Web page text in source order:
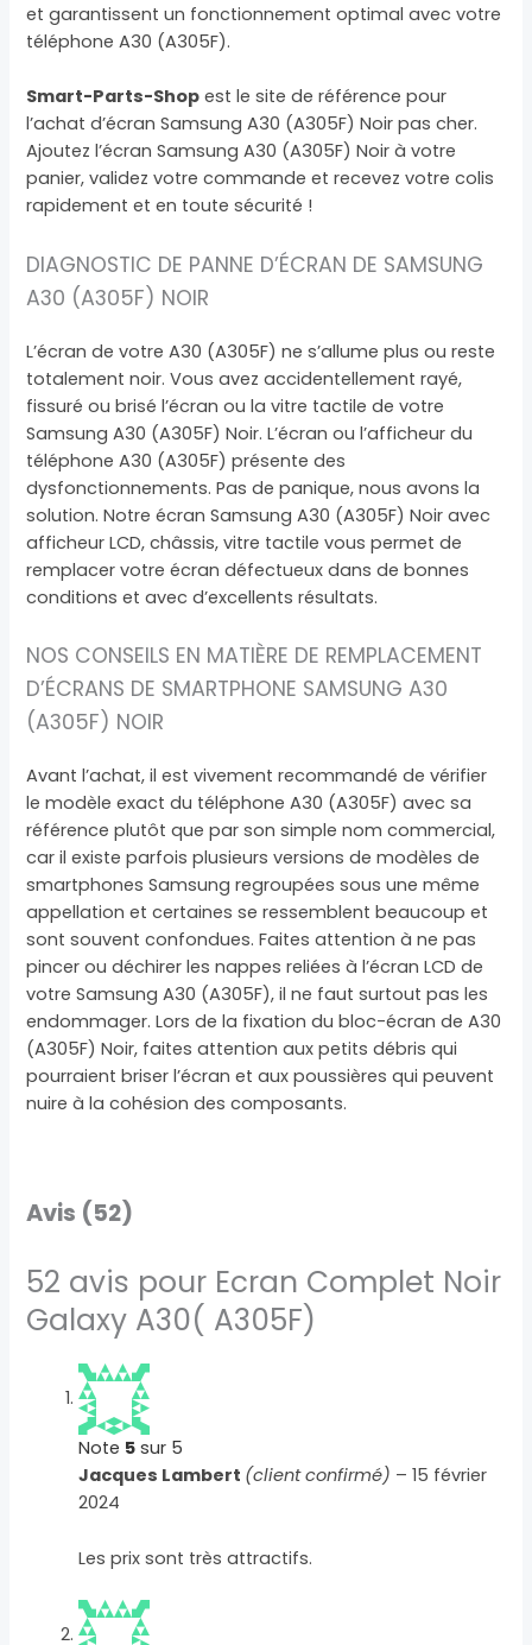
et garantissent un fonctionnement optimal avec votre
téléphone A30 (A305F).
Smart-Parts-Shop est le site de référence pour
l’achat d’écran Samsung A30 (A305F) Noir pas cher.
Ajoutez l’écran Samsung A30 (A305F) Noir à votre
panier, validez votre commande et recevez votre colis
rapidement et en toute sécurité !
DIAGNOSTIC DE PANNE D’ÉCRAN DE SAMSUNG
A30 (A305F) NOIR
L’écran de votre A30 (A305F) ne s’allume plus ou reste
totalement noir. Vous avez accidentellement rayé,
fissuré ou brisé l’écran ou la vitre tactile de votre
Samsung A30 (A305F) Noir. L’écran ou l’afficheur du
téléphone A30 (A305F) présente des
dysfonctionnements. Pas de panique, nous avons la
solution. Notre écran Samsung A30 (A305F) Noir avec
afficheur LCD, châssis, vitre tactile vous permet de
remplacer votre écran défectueux dans de bonnes
conditions et avec d’excellents résultats.
NOS CONSEILS EN MATIÈRE DE REMPLACEMENT
D’ÉCRANS DE SMARTPHONE SAMSUNG A30
(A305F) NOIR
Avant l’achat, il est vivement recommandé de vérifier
le modèle exact du téléphone A30 (A305F) avec sa
référence plutôt que par son simple nom commercial,
car il existe parfois plusieurs versions de modèles de
smartphones Samsung regroupées sous une même
appellation et certaines se ressemblent beaucoup et
sont souvent confondues. Faites attention à ne pas
pincer ou déchirer les nappes reliées à l’écran LCD de
votre Samsung A30 (A305F), il ne faut surtout pas les
endommager. Lors de la fixation du bloc-écran de A30
(A305F) Noir, faites attention aux petits débris qui
pourraient briser l’écran et aux poussières qui peuvent
nuire à la cohésion des composants.
Avis (52)
52 avis pour Ecran Complet Noir
Galaxy A30( A305F)
Note 5 sur 5
Jacques Lambert (client confirmé) – 15 février
2024
Les prix sont très attractifs.